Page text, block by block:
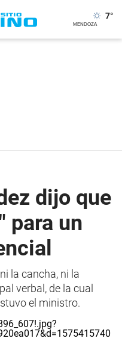
7°
dijo que
para un
la cancha, ni la
verbal, de la cual
el ministro.